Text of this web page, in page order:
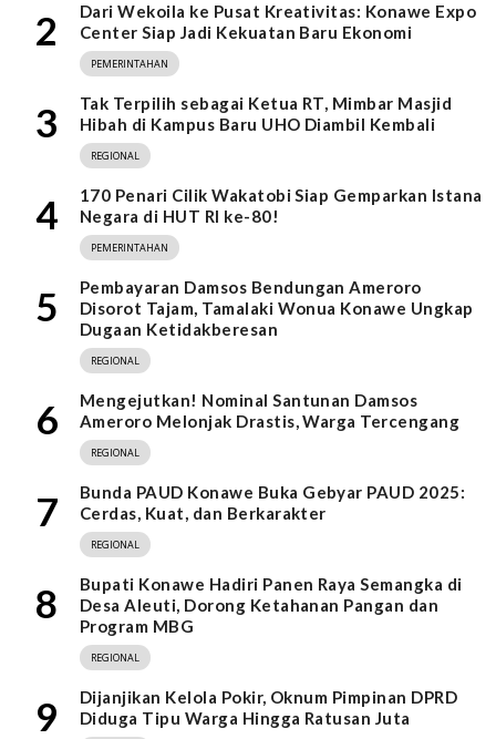
2
Dari Wekoila ke Pusat Kreativitas: Konawe Expo
Center Siap Jadi Kekuatan Baru Ekonomi
PEMERINTAHAN
3
Tak Terpilih sebagai Ketua RT, Mimbar Masjid
Hibah di Kampus Baru UHO Diambil Kembali
REGIONAL
4
170 Penari Cilik Wakatobi Siap Gemparkan Istana
Negara di HUT RI ke-80!
PEMERINTAHAN
5
Pembayaran Damsos Bendungan Ameroro
Disorot Tajam, Tamalaki Wonua Konawe Ungkap
Dugaan Ketidakberesan
REGIONAL
6
Mengejutkan! Nominal Santunan Damsos
Ameroro Melonjak Drastis, Warga Tercengang
REGIONAL
7
Bunda PAUD Konawe Buka Gebyar PAUD 2025:
Cerdas, Kuat, dan Berkarakter
REGIONAL
8
Bupati Konawe Hadiri Panen Raya Semangka di
Desa Aleuti, Dorong Ketahanan Pangan dan
Program MBG
REGIONAL
9
Dijanjikan Kelola Pokir, Oknum Pimpinan DPRD
Diduga Tipu Warga Hingga Ratusan Juta